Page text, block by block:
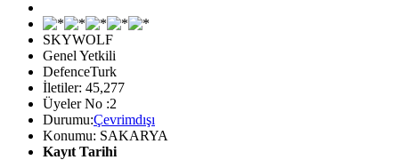
SKYWOLF
Genel Yetkili
DefenceTurk
İletiler: 45,277
Üyeler No :2
Durumu:Çevrimdışı
Konumu: SAKARYA
Kayıt Tarihi